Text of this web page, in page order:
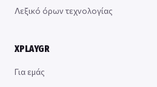
Λεξικό όρων τεχνολογίας
XPLAYGR
Για εμάς